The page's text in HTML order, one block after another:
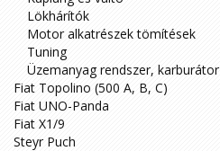
Lökhárítók
Motor alkatrészek tömítések
Tuning
Üzemanyag rendszer, karburátor
Fiat Topolino (500 A, B, C)
Fiat UNO-Panda
Fiat X1/9
Steyr Puch